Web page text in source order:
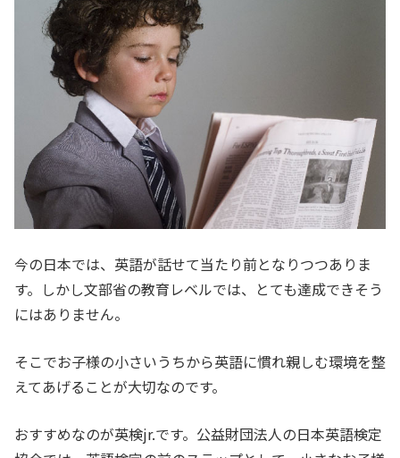
今の日本では、英語が話せて当たり前となりつつありま
す。しかし文部省の教育レベルでは、とても達成できそう
にはありません。
そこでお子様の小さいうちから英語に慣れ親しむ環境を整
えてあげることが大切なのです。
おすすめなのが英検jr.です。公益財団法人の日本英語検定